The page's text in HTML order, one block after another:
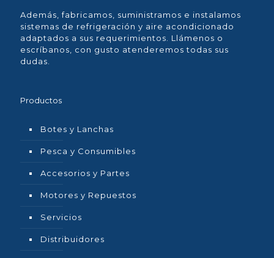
Además, fabricamos, suministramos e instalamos
sistemas de refrigeración y aire acondicionado
adaptados a sus requerimientos. Llámenos o
escríbanos, con gusto atenderemos todas sus
dudas.
Productos
Botes y Lanchas
Pesca y Consumibles
Accesorios y Partes
Motores y Repuestos
Servicios
Distribuidores